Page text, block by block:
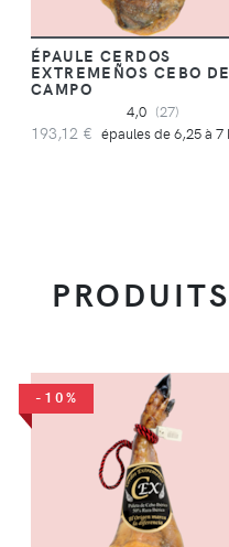
ÉPAULE CERDOS
EXTREMEÑOS CEBO DE
CAMPO
4,0 (27)
193,12 € épaules de 6,25 à 7
-10%